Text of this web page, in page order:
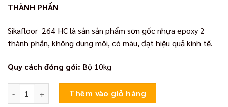
THÀNH PHẦN
Sikafloor 264 HC là sản sản phẩm sơn gốc nhựa epoxy 2
thành phần, không dung môi, có màu, đạt hiệu quả kinh tế.
Quy cách đóng gói: Bộ 10kg
Thêm vào giỏ hàng